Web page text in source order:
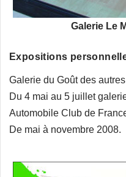
Galerie Le
Expositions
Galerie du Goût des
Du 4 mai au 5 juillet
Automobile Club de
De mai à novembre 2008.